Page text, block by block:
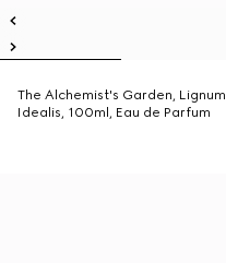
The Alchemist's Garden, Lignum
Idealis, 100ml, Eau de Parfum